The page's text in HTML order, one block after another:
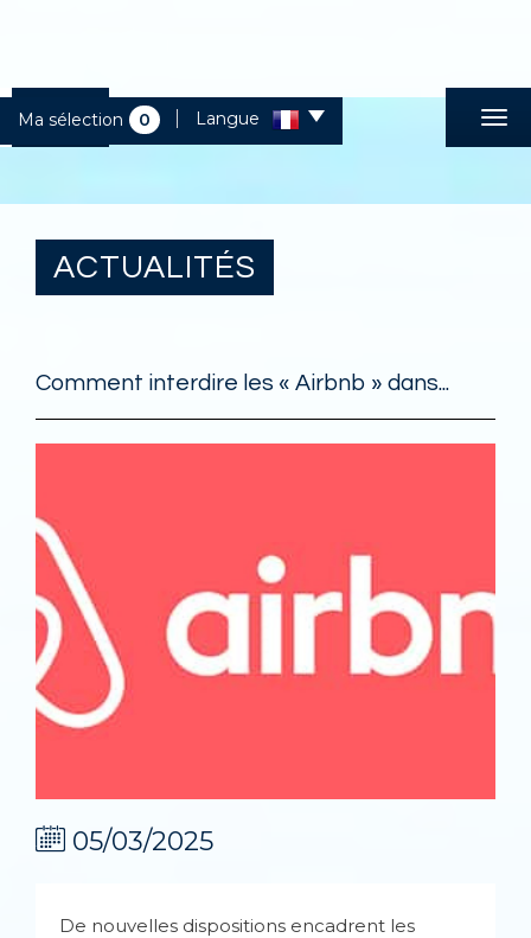
Ma sélection 0 Langue
ACTUALITÉS
Comment interdire les « Airbnb » dans...
05/03/2025
De nouvelles dispositions encadrent les